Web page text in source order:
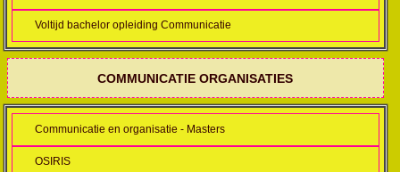
Voltijd bachelor opleiding Communicatie
COMMUNICATIE ORGANISATIES
Communicatie en organisatie - Masters
OSIRIS